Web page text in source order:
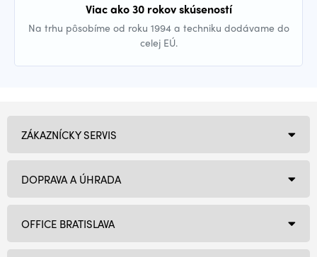
Viac ako 30 rokov skúseností
Na trhu pôsobíme od roku 1994 a techniku dodávame do
celej EÚ.
OFFICE BRATISLAVA
ZÁKAZNÍCKY SERVIS
DOPRAVA A ÚHRADA